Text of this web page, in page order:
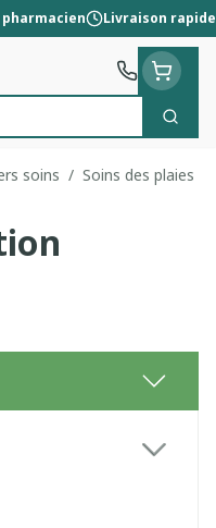
pharmacien Livraison rapide
soins / Soins des plaies